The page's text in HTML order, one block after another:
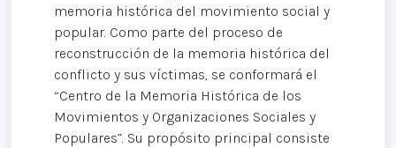
memoria histórica del movimiento social y
popular. Como parte del proceso de
reconstrucción de la memoria histórica del
conflicto y sus víctimas, se conformará el
“Centro de la Memoria Histórica de los
Movimientos y Organizaciones Sociales y
Populares”. Su propósito principal consiste